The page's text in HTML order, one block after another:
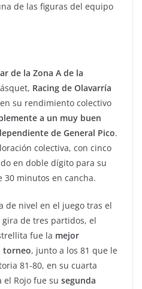
de las figuras del equipo
de la Zona A de la
Racing de Olavarría
su rendimiento colectivo
a un muy buen
de General Pico.
colectiva, con cinco
en doble dígito para su
minutos en cancha.
de nivel en el juego tras el
de tres partidos, el
fue la mejor
torneo, junto a los 81 que le
81-80, en su cuarta
el Rojo fue su segunda